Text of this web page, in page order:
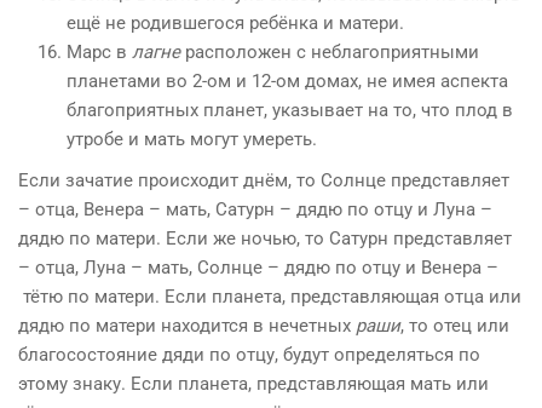
ещё не родившегося ребёнка и матери.
Марс в лагнерасположен с неблагоприятными
планетами во 2-ом и 12-ом домах, не имея аспекта
благоприятных планет, указывает на то, что плод в
утробе и мать могут умереть.
Если зачатие происходит днём, то Солнце представляет
– отца, Венера – мать, Сатурн – дядю по отцу и Луна –
дядю по матери. Если же ночью, то Сатурн представляет
– отца, Луна – мать, Солнце – дядю по отцу и Венера –
тётю по матери. Если планета, представляющая отца или
дядю по матери находится в нечетных раши, то отец или
благосостояние дяди по отцу, будут определяться по
этому знаку. Если планета, представляющая мать или